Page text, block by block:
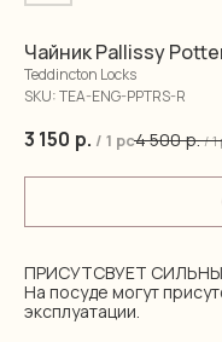
Чайник Pallissy
Teddincton Locks
SKU:TEA-ENG-PPTRS-R
3 150 р. / 1 pc4 500 р. / 1
ПРИСУТСВУЕТ
На посуде могут
эксплуатации.